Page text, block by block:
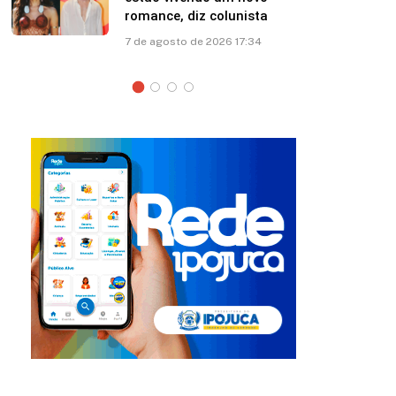
esposa: “Papito! Te amo”
7 de agosto de 2026 12:41